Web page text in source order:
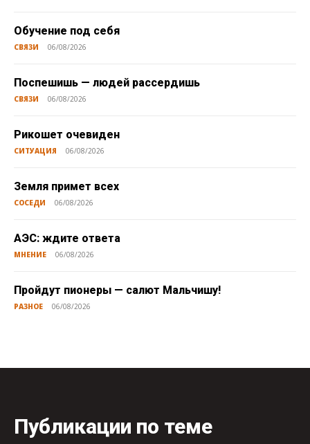
Обучение под себя
СВЯЗИ 06/08/2026
Поспешишь — людей рассердишь
СВЯЗИ 06/08/2026
Рикошет очевиден
СИТУАЦИЯ 06/08/2026
Земля примет всех
СОСЕДИ 06/08/2026
АЭС: ждите ответа
МНЕНИЕ 06/08/2026
Пройдут пионеры — салют Мальчишу!
РАЗНОЕ 06/08/2026
Публикации по теме